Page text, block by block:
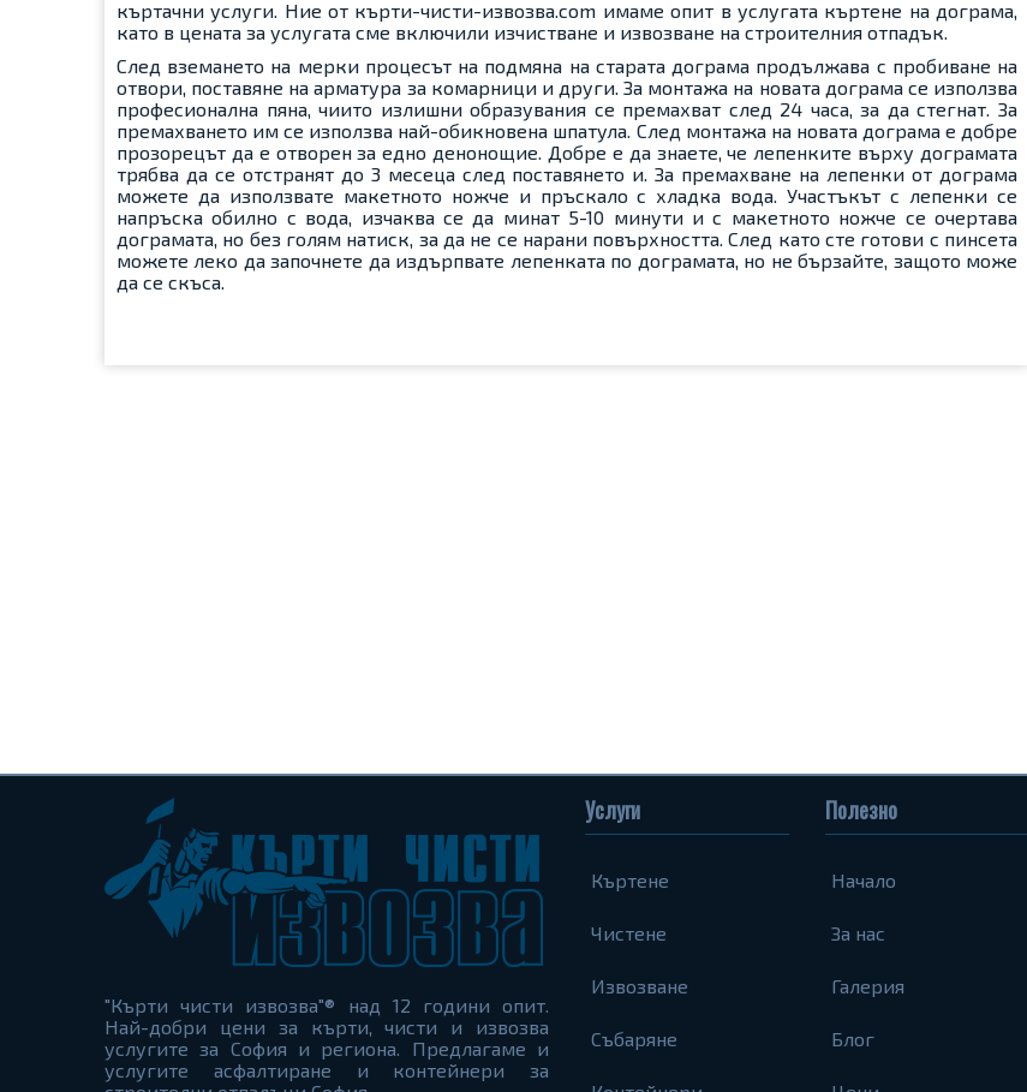
къртачни услуги. Ние от кърти-чисти-извозва.com имаме опит в услугата къртене на дограма,
като в цената за услугата сме включили изчистване и извозване на строителния отпадък.
След вземането на мерки процесът на подмяна на старата дограма продължава с пробиване на
отвори, поставяне на арматура за комарници и други. За монтажа на новата дограма се използва
професионална пяна, чиито излишни образувания се премахват след 24 часа, за да стегнат. За
премахването им се използва най-обикновена шпатула. След монтажа на новата дограма е добре
прозорецът да е отворен за едно денонощие. Добре е да знаете, че лепенките върху дограмата
трябва да се отстранят до 3 месеца след поставянето и. За премахване на лепенки от дограма
можете да използвате макетното ножче и пръскало с хладка вода. Участъкът с лепенки се
напръска обилно с вода, изчаква се да минат 5-10 минути и с макетното ножче се очертава
дограмата, но без голям натиск, за да не се нарани повърхността. След като сте готови с пинсета
можете леко да започнете да издърпвате лепенката по дограмата, но не бързайте, защото може
да се скъса.
"Кърти чисти извозва"® над 12 години опит.
Най-добри цени за кърти, чисти и извозва
услугите за София и региона. Предлагаме и
услугите асфалтиране и контейнери за
Услуги
Къртене
Чистене
Извозване
Събаряне
Полезно
Начало
За нас
Галерия
Блог